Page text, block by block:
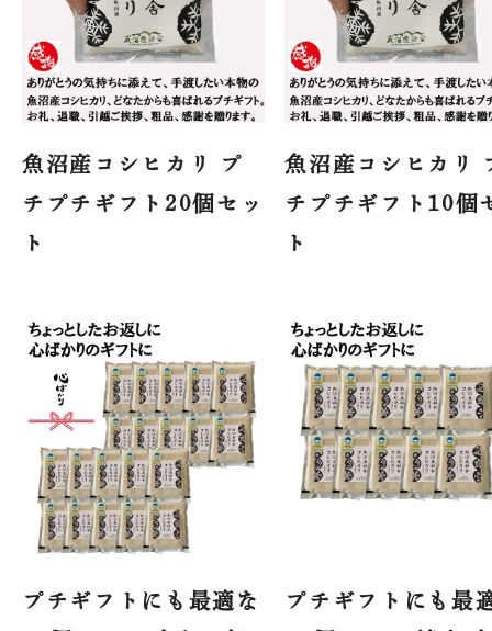
魚沼産コシヒカリ プ
チプチギフト20個セッ
ト
魚沼産コシヒカリ
チプチギフト10個
ト
プチギフトにも最適な
プチギフトにも最